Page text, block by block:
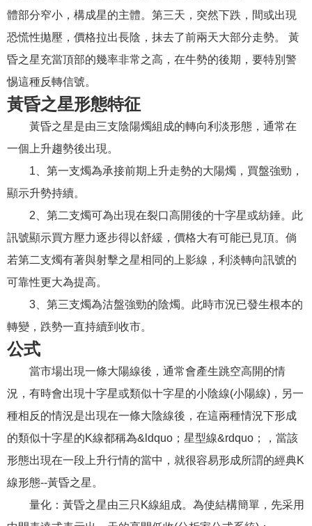
體部分窄小，構成星的主體。第三天，突然下跌，間或出現
恐慌性拋壓，價格拉出長陰，抹去了前兩天大部分走勢。 黃
昏之星充當頂部的幾率非常之高，在牛勢的後期，要特別警
惕這種反轉信號。
黃昏之星形態特征
黃昏之星是由三支陰陽燭組成的轉向利淡形態，通常在
一個上升趨勢後出現。
1、第一支燭為承接前期上升走勢的大陽燭，買盤強勁，
顯示升勢持續。
2、第二支燭可為出現在裂口高開後的十字星或紡錘。此
訊號顯示買方壓力逐步得以舒緩，價格大有可能已見頂。倘
若第二支燭有著與射擊之星相同的上影線，利淡轉向訊號的
可靠性更大為提高。
3、第三支燭為沽盤強勁的陰燭。此時市況已發生根本的
轉變，跌勢一直持續到收市。
公式
當市場出現一條大陽線後，通常會產生跳空高開的情
況，有時會出現十字星或類似十字星的小陰線(小陽線)，另一
種相反的情況是出現在一條大陰線後，在這兩種情況下形成
的類似十字星的K線都稱為&ldquo；星型線&rdquo；，當該
形態出現在一段上升行情的當中，就很容易形成所謂的經典K
線形態--黃昏之星。
量化：黃昏之星由三只K線組成。為使結構簡單，先采用